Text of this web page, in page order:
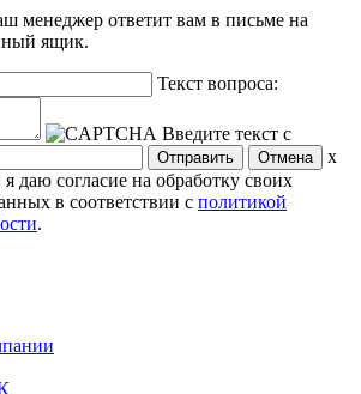
менеджер ответит вам в письме на
ящик.
Текст вопроса:
Введите текст с
даю согласие на обработку своих
в соответствии с политикой
.
x